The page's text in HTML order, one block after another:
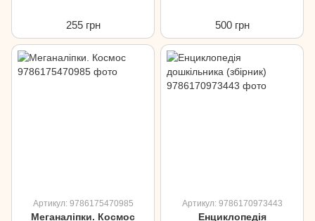
255 грн 500 грн
Артикул: 9786175470985
Меганаліпки. Космос
Артикул: 9786170973443
Енциклопедія